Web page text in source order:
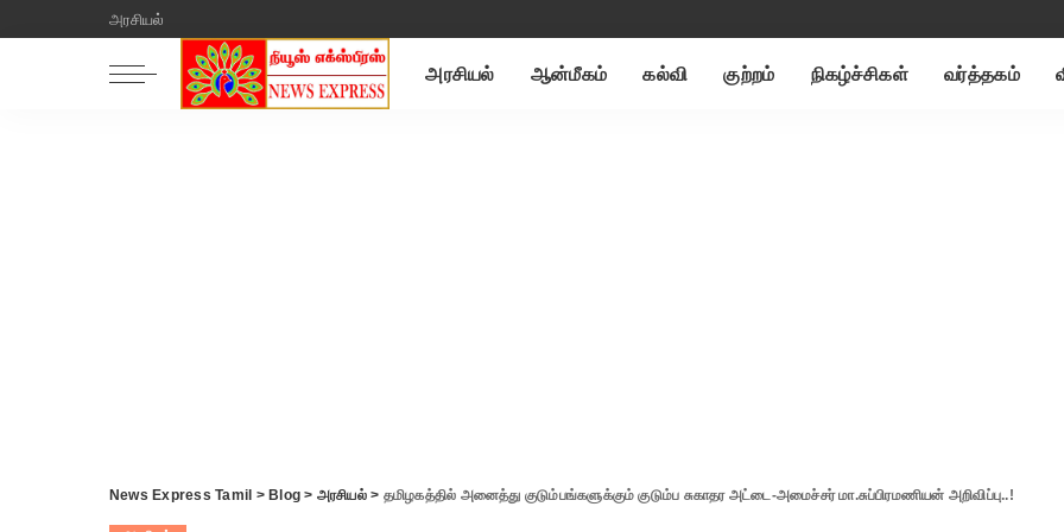
அரசியல்
அரசியல் ஆன்மீகம் கல்வி குற்றம் நிகழ்ச்சிகள் வர்த்தகம்
News Express Tamil > Blog > அரசியல்> தமிழகத்தில் அனைத்து குடும்பங்களுக்கும் குடும்ப சுகாதர அட்டை-அமைச்சர் மா.சுப்பிரமணியன் அறிவிப்பு..!